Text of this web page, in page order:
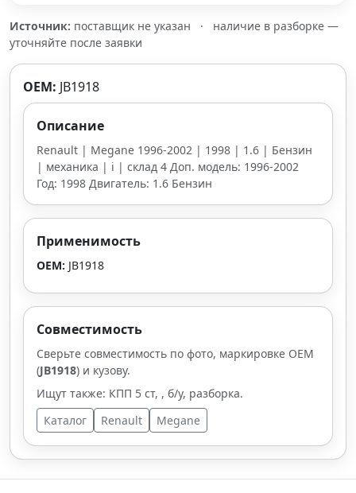
Источник: поставщик не указан ·
наличие в разборке —
уточняйте после заявки
OEM: JB1918
Описание
Renault | Megane 1996-2002 | 1998 | 1.6 | Бензин
| механика | i | склад 4 Доп. модель: 1996-2002
Год: 1998 Двигатель: 1.6 Бензин
Применимость
OEM: JB1918
Совместимость
Сверьте совместимость по фото, маркировке OEM
(JB1918) и кузову.
Ищут также: КПП 5 ст, , б/у, разборка.
Каталог
Renault Megane